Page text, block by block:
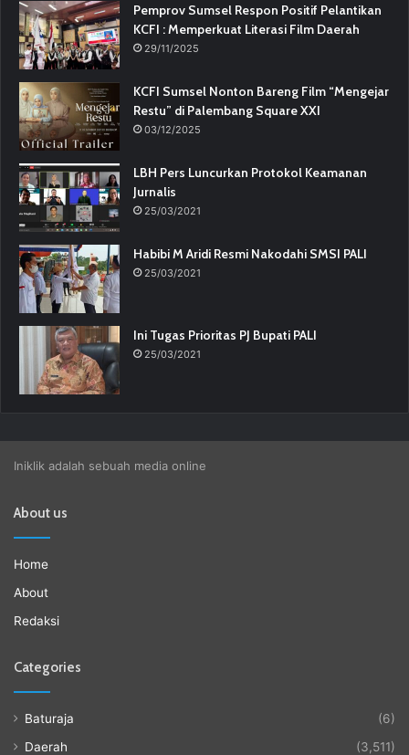
Pemprov Sumsel Respon Positif Pelantikan
KCFI : Memperkuat Literasi Film Daerah
29/11/2025
KCFI Sumsel Nonton Bareng Film “Mengejar
Restu” di Palembang Square XXI
03/12/2025
LBH Pers Luncurkan Protokol Keamanan
Jurnalis
25/03/2021
Habibi M Aridi Resmi Nakodahi SMSI PALI
25/03/2021
Ini Tugas Prioritas PJ Bupati PALI
25/03/2021
Iniklik adalah sebuah media online
About us
Home
About
Redaksi
Categories
Baturaja
(6)
Daerah
(3,511)